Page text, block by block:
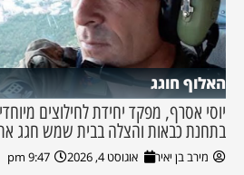
האלוף חוגג
יוסי אסרף, מפקד יחידת לחילוצים
בתחנת כבאות והצלה בבית שמש חגג
מירב בן יאיר אוגוסט 4, 2026 9:47 pm